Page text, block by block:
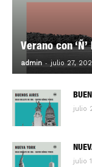
Verano con ‘Ñ’
admin - julio 27,
julio
julio